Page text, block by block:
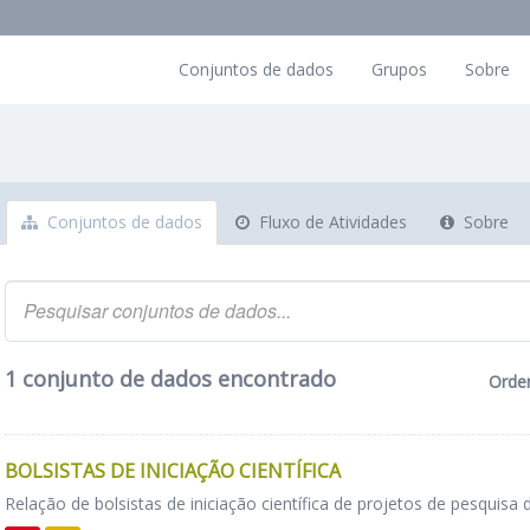
Conjuntos de dados Grupos Sobre
Conjuntos de dados Fluxo de Atividades Sobre
1 conjunto de dados encontrado
BOLSISTAS DE INICIAÇÃO CIENTÍFICA
Relação de bolsistas de iniciação científica de projetos de pesquisa